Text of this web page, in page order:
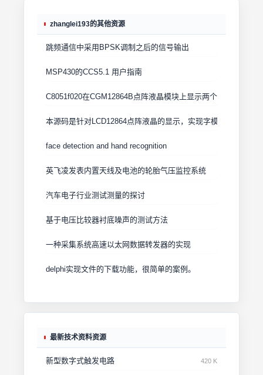
zhanglei193的其他资源
跳频通信中采用BPSK调制之后的信号输出
MSP430的CCS5.1 用户指南
C8051f020在CGM12864B点阵液晶模块上显示两个位图及两个
本源码是针对LCD12864点阵液晶的显示，实现字模的横竖转换
face detection and hand recognition
英飞凌发表内置天线及电池的轮胎气压监控系统
汽车电子行业测试测量的探讨
基于电压比较器衬底噪声的测试方法
一种采集系统高速以太网数据转发器的实现
delphi实现文件的下载功能，很简单的案例。
最新技术资料资源
新型数字式触发电路 420 K